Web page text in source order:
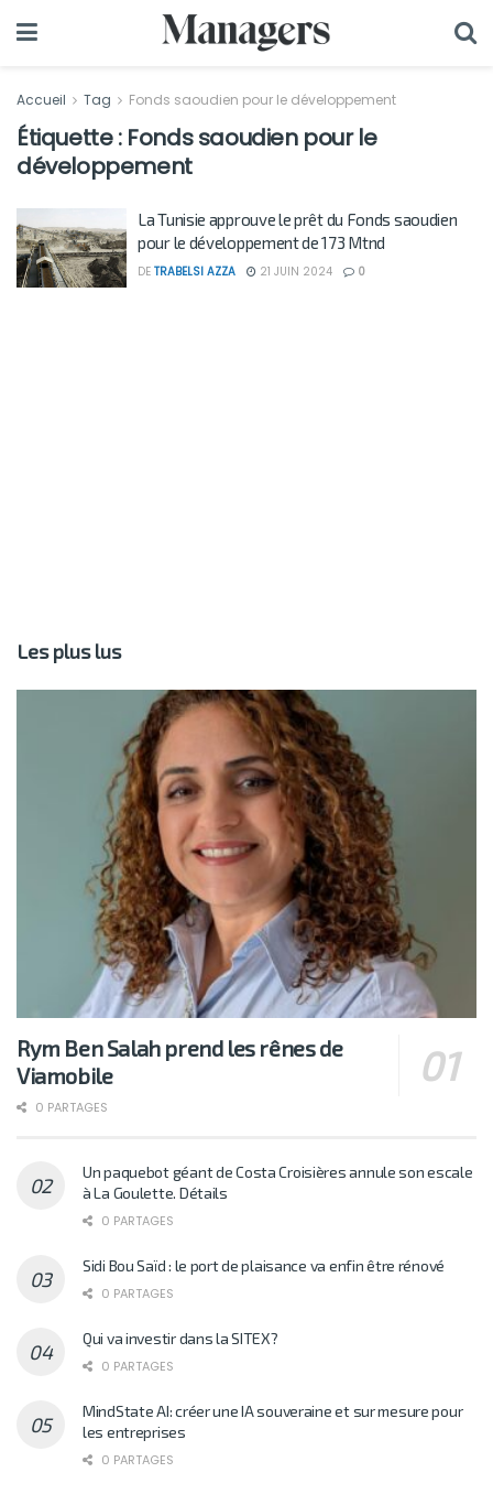
Accueil Tag Fonds saoudien pour le développement
Étiquette : Fonds saoudien pour le
développement
La Tunisie approuve le prêt du Fonds saoudien
pour le développement de 173 Mtnd
DE TRABELSI AZZA 21 JUIN 2024 0
Les plus lus
Rym Ben Salah prend les rênes de
Viamobile
0 PARTAGES
Un paquebot géant de Costa Croisières annule son escale
à La Goulette. Détails
0 PARTAGES
Sidi Bou Saïd : le port de plaisance va enfin être rénové
0 PARTAGES
Qui va investir dans la SITEX?
0 PARTAGES
MindState AI: créer une IA souveraine et sur mesure pour
les entreprises
0 PARTAGES